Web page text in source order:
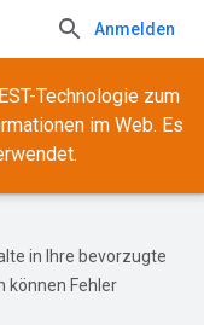
Anmelden
Technologie zum
im Web. Es
in Ihre bevorzugte
können Fehler